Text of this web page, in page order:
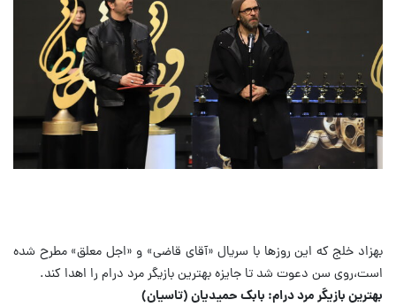
بهزاد خلج که این روزها با سریال «آقای قاضی» و «اجل معلق» مطرح شده
است،روی سن دعوت شد تا جایزه بهترین بازیگر مرد درام را اهدا کند.
بهترین بازیگر مرد درام: بابک حمیدیان (تاسیان)